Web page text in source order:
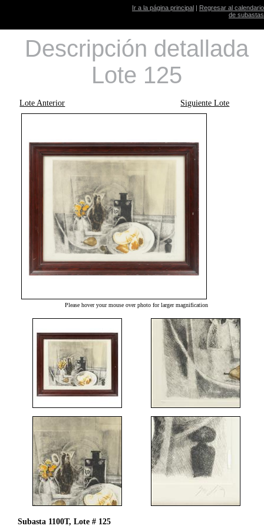
Ir a la página principal | Regresar al calendario
de subastas
Descripción detallada
Lote 125
Lote Anterior Siguiente Lote
Please hover your mouse over photo for larger magnification
Subasta 1100T, Lote # 125